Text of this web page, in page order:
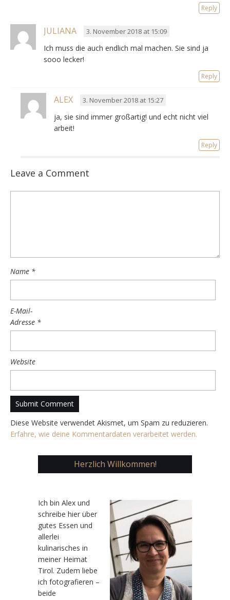
Reply
JULIANA 3. November 2018 at 15:09
Ich muss die auch endlich mal machen. Sie sind ja
sooo lecker!
Reply
ALEX 3. November 2018 at 15:27
ja, sie sind immer großartig! und echt nicht viel
arbeit!
Reply
Leave a Comment
Name *
E-Mail-
Adresse *
Website
Diese Website verwendet Akismet, um Spam zu reduzieren.
Erfahre, wie deine Kommentardaten verarbeitet werden.
Herzlich Willkommen!
Ich bin Alex und
schreibe hier über
gutes Essen und
allerlei
kulinarisches in
meiner Heimat
Tirol. Zudem liebe
ich fotografieren –
beide